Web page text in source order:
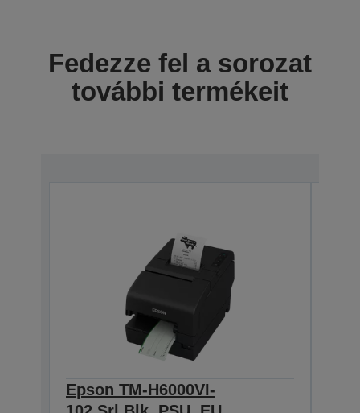
Fedezze fel a sorozat
további termékeit
Epson TM-H6000VI-